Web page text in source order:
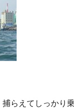
らえてしっかり